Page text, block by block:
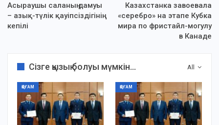
Асыраушы саланың дамуы
– азық-түлік қауіпсіздігінің
кепілі
Казахстанка завоевала
«серебро» на этапе Кубка
мира по фристайл-могулу
в Канаде
All
Сізге қызық болуы мүмкін...
ҚОҒАМ ҚОҒАМ